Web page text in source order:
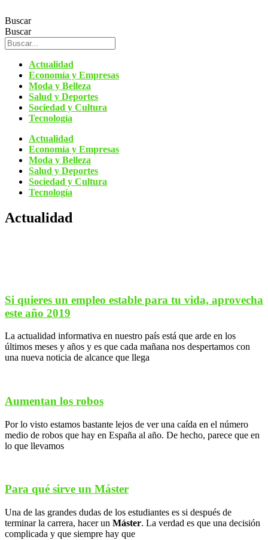
al
contenido
Buscar
Buscar
Actualidad
Economía y Empresas
Moda y Belleza
Salud y Deportes
Sociedad y Cultura
Tecnología
Actualidad
Economía y Empresas
Moda y Belleza
Salud y Deportes
Sociedad y Cultura
Tecnología
Actualidad
Si quieres un empleo estable para tu vida, aprovecha
este año 2019
La actualidad informativa en nuestro país está que arde en los
últimos meses y años y es que cada mañana nos despertamos con
una nueva noticia de alcance que llega
Aumentan los robos
Por lo visto estamos bastante lejos de ver una caída en el número
medio de robos que hay en España al año. De hecho, parece que en
lo que llevamos
Para qué sirve un Máster
Una de las grandes dudas de los estudiantes es si después de
terminar la carrera, hacer un Máster. La verdad es que una decisión
complicada y que siempre hay que